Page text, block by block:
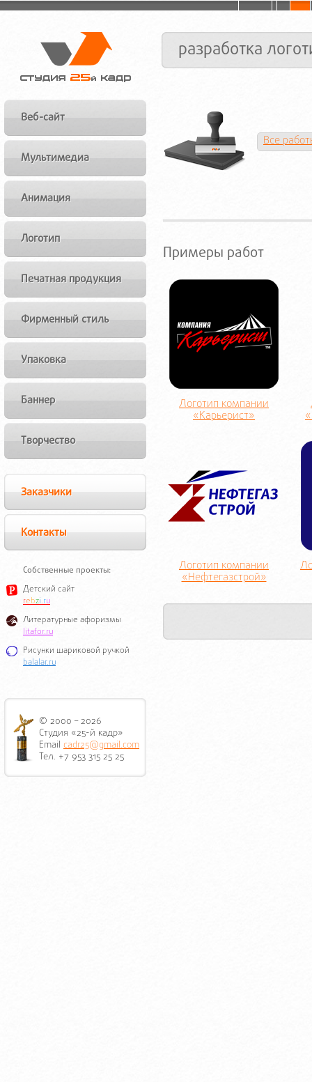
разработка
Веб-сайт
Мультимедиа
Анимация
Логотип
Печатная продукция
Фирменный стиль
Упаковка
Баннер
Творчество
Заказчики
Контакты
Собственные проекты:
Детский сайт
rebzi.ru
Литературные афоризмы
litafor.ru
Рисунки шариковой ручкой
balalar.ru
© 2000 – 2026
Студия «25-й кадр»
Email cadr25@gmail.com
Тел. +7 953 315 25 25
Все
Примеры работ
Логотип компании
«Карьерист»
Логотип компании
«Нефтегазстрой»